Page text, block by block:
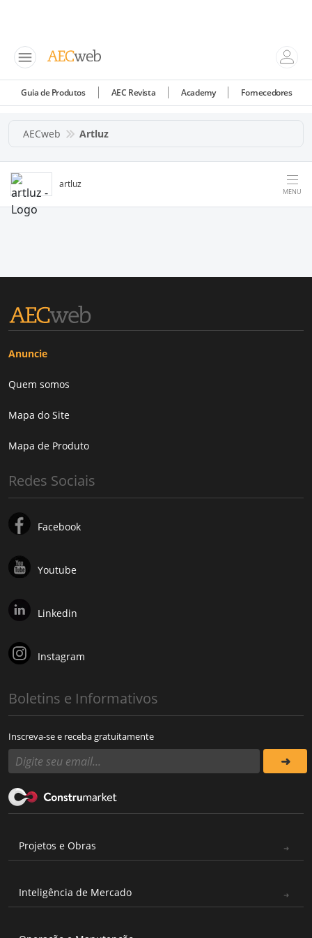
Guia de Produtos AEC Revista Academy Fornecedores
AECweb Artluz
artluz
MENU
Anuncie
Quem somos
Mapa do Site
Mapa de Produto
Redes Sociais
Facebook
Youtube
Linkedin
Instagram
Boletins e Informativos
Inscreva-se e receba gratuitamente
Projetos e Obras
Inteligência de Mercado